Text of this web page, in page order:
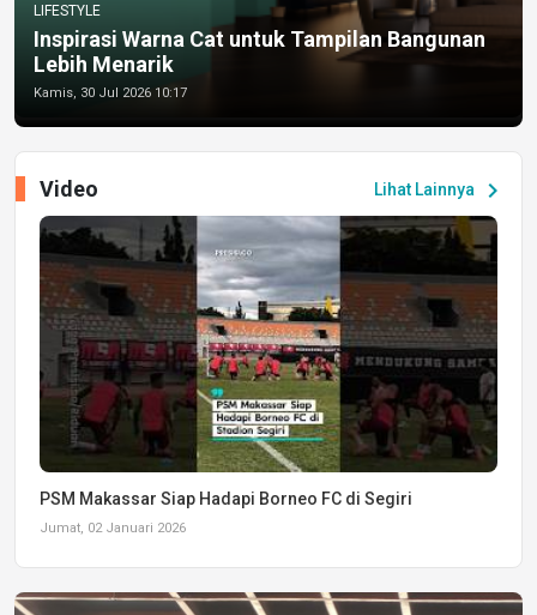
LIFESTYLE
Inspirasi Warna Cat untuk Tampilan Bangunan
Lebih Menarik
Kamis, 30 Jul 2026 10:17
Lihat Lainnya chevron_right
Video
PSM Makassar Siap Hadapi Borneo FC di Segiri
Jumat, 02 Januari 2026